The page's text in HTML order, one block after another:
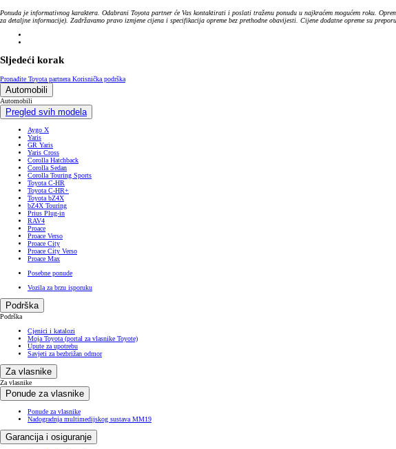
Ponuda je informativnog karaktera. Odabrani Toyota partner će Vas kontaktirati i poslati traženu ponudu u najkraćem mogućem roku.
za detaljne informacije). Zadržavamo pravo izmjene cijena i specifikacija opreme bez prethodne obavijesti. Cijene dodatne opreme su
Sljedeći korak
Pronađite Toyota partnera Korisnička podrška
Automobili
Automobili
Pregled svih modela
Aygo X
Yaris
GR Yaris
Yaris Cross
Corolla Hatchback
Corolla Sedan
Corolla Touring Sports
Toyota C-HR
Toyota C-HR+
Toyota bZ4X
bZ4X Touring
Prius Plug-in
RAV4
Proace
Proace Verso
Proace City
Proace City Verso
Proace Max
Posebne ponude
Vozila za brzu isporuku
Podrška
Podrška
Cjenici i katalozi
Moja Toyota (portal za vlasnike Toyote)
Upute za upotrebu
Savjeti za bezbrižan odmor
Za vlasnike
Za vlasnike
Ponude za vlasnike
Ponude za vlasnike
Nadogradnja multimedijskog sustava MM19
Garancija i osiguranje